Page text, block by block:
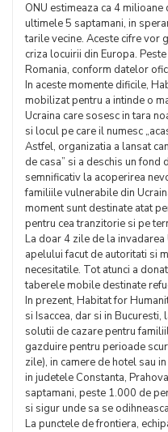
ONU estimeaza ca 4
ultimele 5 saptamani, in
tarile vecine. Aceste cifre vor
criza locuirii din Europa.
Romania, conform datelor
In aceste momente dificile,
mobilizat pentru a intinde o
Ucraina care sosesc in tara
si locul pe care il numesc
Astfel, organizatia a lansat
de casa” si a deschis un fond
semnificativ la acoperirea
familiile vulnerabile din
moment sunt destinate atat
pentru cea tranzitorie si pe
La doar 4 zile de la
apelului facut de autoritati si
necesitatile. Tot atunci a
taberele mobile destinate
In prezent, Habitat for
si Isaccea, dar si in Bucuresti,
solutii de cazare pentru
gazduire pentru perioade
zile), in camere de hotel sau
in judetele Constanta,
saptamani, peste 1.000 de
si sigur unde sa se
La punctele de frontiera,